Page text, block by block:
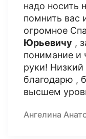
надо носить
помнить вас
огромное
Юрьевичу ,
понимание и
руки!
благодарю ,
высшем
Ангелина